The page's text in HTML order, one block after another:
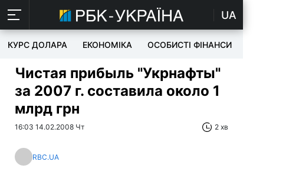
UA
КУРС ДОЛАРА ЕКОНОМІКА ОСОБИСТІ ФІНАНСИ
Чистая прибыль "Укрнафты"
за 2007 г. составила около 1
млрд грн
16:03 14.02.2008 Чт 2 хв
RBC.UA